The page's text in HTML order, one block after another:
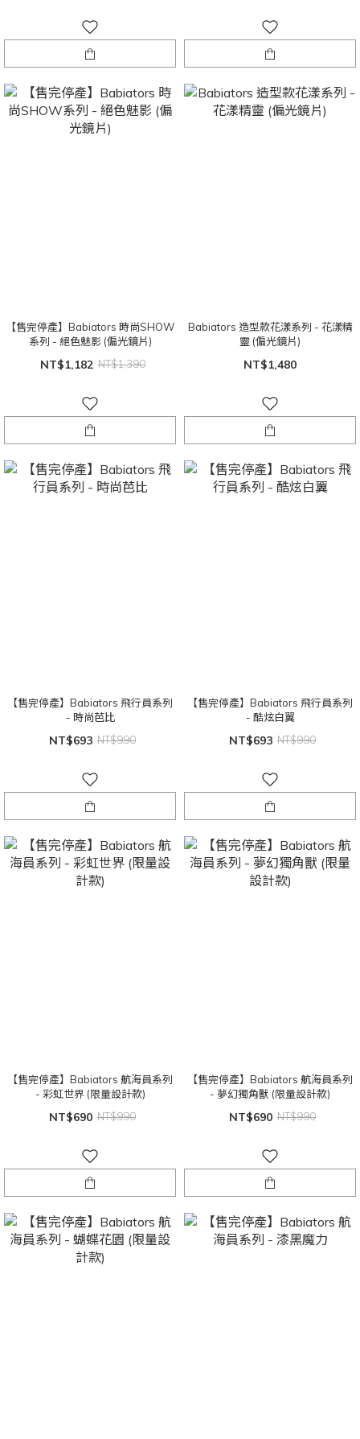
【售完停產】Babiators 時尚SHOW
系列 - 絕色魅影 (偏光鏡片)
NT$1,182 NT$1,390
Babiators 造型款花漾系列 - 花漾精
靈 (偏光鏡片)
NT$1,480
【售完停產】Babiators 飛行員系列
- 時尚芭比
NT$693 NT$990
【售完停產】Babiators 飛行員系列
- 酷炫白翼
NT$693 NT$990
【售完停產】Babiators 航海員系列
- 彩虹世界 (限量設計款)
NT$690 NT$990
【售完停產】Babiators 航海員系列
- 夢幻獨角獸 (限量設計款)
NT$690 NT$990